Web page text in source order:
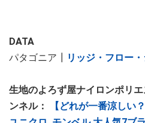
DATA
パタゴニア┃
リッジ・フロー
生地のよろず屋ナイロンポリ
ンネル：
【どれが一番涼しい